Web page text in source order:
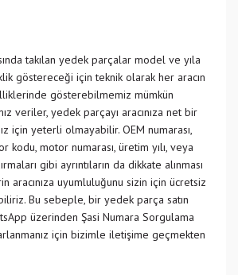
takılan yedek parçalar model ve yıla
göstereceği için teknik olarak her aracın
gösterebilmemiz mümkün
veriler, yedek parçayı aracınıza net bir
için yeterli olmayabilir. OEM numarası,
kodu, motor numarası, üretim yılı, veya
gibi ayrıntıların da dikkate alınması
aracınıza uyumluluğunu sizin için ücretsiz
Bu sebeple, bir yedek parça satın
üzerinden Şasi Numara Sorgulama
için bizimle iletişime geçmekten